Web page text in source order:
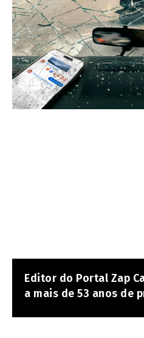
Editor do Portal Zap
a mais de 53 anos de